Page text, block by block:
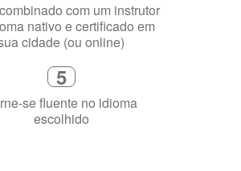
com um instrutor
nativo e certificado em
cidade (ou online)
5
se fluente no idioma
escolhido